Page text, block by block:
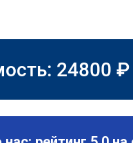
24800 ₽